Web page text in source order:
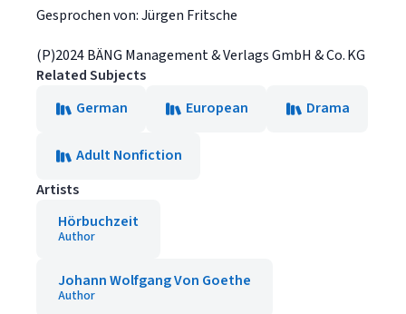
Gesprochen von: Jürgen Fritsche
(P)2024 BÄNG Management & Verlags GmbH & Co. KG
Related Subjects
German
European Drama
Adult Nonfiction
Artists
Hörbuchzeit
Author
Johann Wolfgang Von Goethe
Author